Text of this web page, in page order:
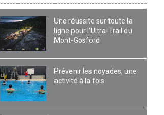
Une réussite sur toute la
ligne pour l’Ultra-Trail du
Mont-Gosford
Prévenir les noyades, une
activité à la fois